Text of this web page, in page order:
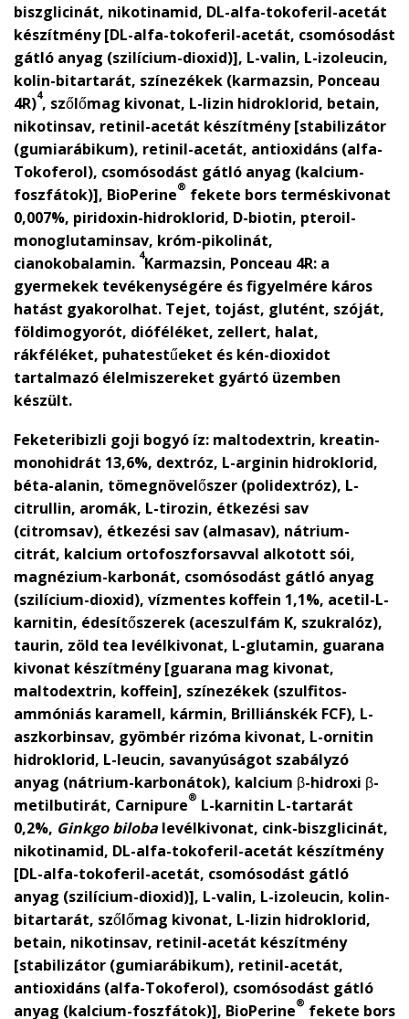
biszglicinát, nikotinamid, DL-alfa-tokoferil-acetát
készítmény [DL-alfa-tokoferil-acetát, csomósodást
gátló anyag (szilícium-dioxid)], L-valin, L-izoleucin,
kolin-bitartarát, színezékek (karmazsin, Ponceau
4R)4, szőlőmag kivonat, L-lizin hidroklorid, betain,
nikotinsav, retinil-acetát készítmény [stabilizátor
(gumiarábikum), retinil-acetát, antioxidáns (alfa-
Tokoferol), csomósodást gátló anyag (kalcium-
foszfátok)], BioPerine® fekete bors terméskivonat
0,007%, piridoxin-hidroklorid, D-biotin, pteroil-
monoglutaminsav, króm-pikolinát,
cianokobalamin. 4Karmazsin, Ponceau 4R: a
gyermekek tevékenységére és figyelmére káros
hatást gyakorolhat. Tejet, tojást, glutént, szóját,
földimogyorót, dióféléket, zellert, halat,
rákféléket, puhatestűeket és kén-dioxidot
tartalmazó élelmiszereket gyártó üzemben
készült.
Feketeribizli goji bogyó íz: maltodextrin, kreatin-
monohidrát 13,6%, dextróz, L-arginin hidroklorid,
béta-alanin, tömegnövelőszer (polidextróz), L-
citrullin, aromák, L-tirozin, étkezési sav
(citromsav), étkezési sav (almasav), nátrium-
citrát, kalcium ortofoszforsavval alkotott sói,
magnézium-karbonát, csomósodást gátló anyag
(szilícium-dioxid), vízmentes koffein 1,1%, acetil-L-
karnitin, édesítőszerek (aceszulfám K, szukralóz),
taurin, zöld tea levélkivonat, L-glutamin, guarana
kivonat készítmény [guarana mag kivonat,
maltodextrin, koffein], színezékek (szulfitos-
ammóniás karamell, kármin, Brilliánskék FCF), L-
aszkorbinsav, gyömbér rizóma kivonat, L-ornitin
hidroklorid, L-leucin, savanyúságot szabályzó
anyag (nátrium-karbonátok), kalcium β-hidroxi β-
metilbutirát, Carnipure® L-karnitin L-tartarát
0,2%, Ginkgo biloba levélkivonat, cink-biszglicinát,
nikotinamid, DL-alfa-tokoferil-acetát készítmény
[DL-alfa-tokoferil-acetát, csomósodást gátló
anyag (szilícium-dioxid)], L-valin, L-izoleucin, kolin-
bitartarát, szőlőmag kivonat, L-lizin hidroklorid,
betain, nikotinsav, retinil-acetát készítmény
[stabilizátor (gumiarábikum), retinil-acetát,
antioxidáns (alfa-Tokoferol), csomósodást gátló
anyag (kalcium-foszfátok)], BioPerine® fekete bors